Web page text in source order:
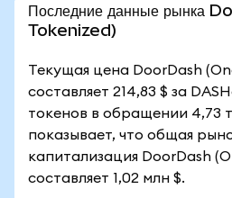
Последние данные рынка
Tokenized)
Текущая цена DoorDash
составляет 214,83 $ за
токенов в обращении 4,73
показывает, что общая
капитализация DoorDash
составляет 1,02 млн $.